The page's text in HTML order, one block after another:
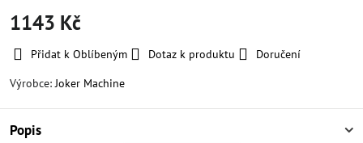
1143 Kč
Přidat k Oblíbeným Dotaz k produktu
Doručení
Výrobce:Joker Machine
Popis